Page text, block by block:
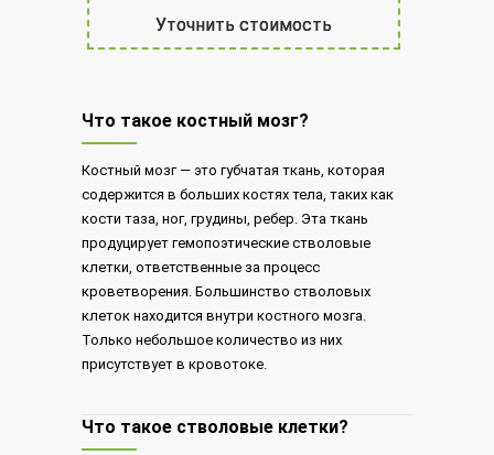
Уточнить стоимость
Что такое костный мозг?
Костный мозг — это губчатая ткань, которая
содержится в больших костях тела, таких как
кости таза, ног, грудины, ребер. Эта ткань
продуцирует гемопоэтические стволовые
клетки, ответственные за процесс
кроветворения. Большинство стволовых
клеток находится внутри костного мозга.
Только небольшое количество из них
присутствует в кровотоке.
Что такое стволовые клетки?